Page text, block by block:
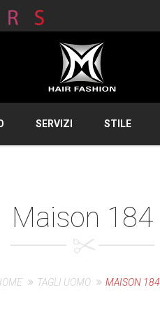
SERVIZI STILE
Maison 184
TAGLI UOMO MAISON 184